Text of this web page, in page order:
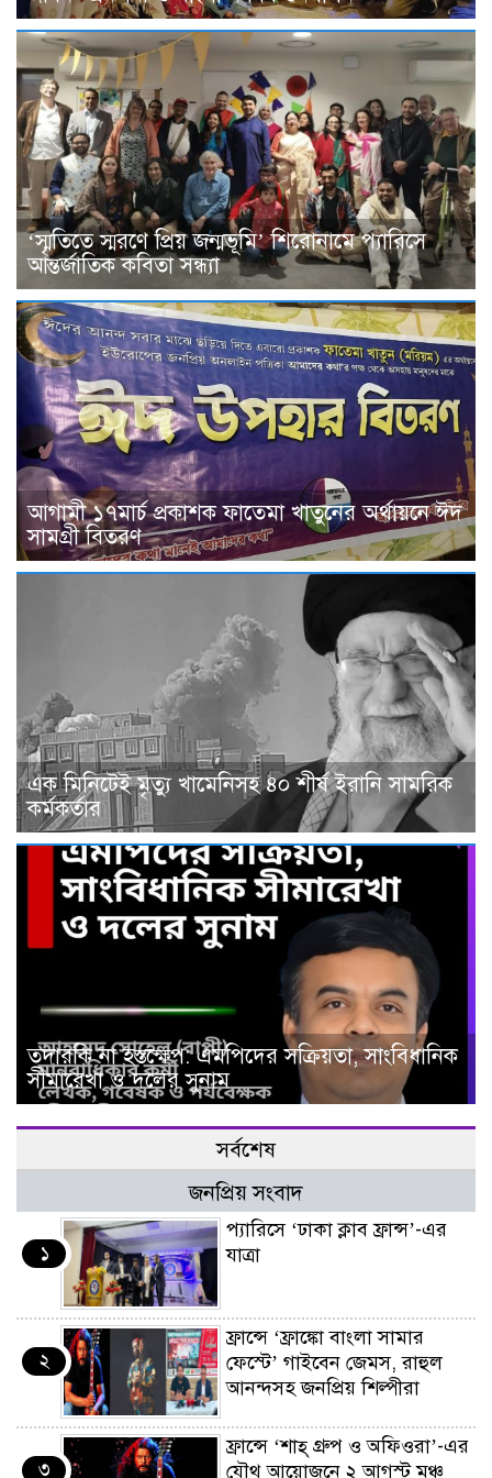
‘স্মৃতিতে স্মরণে প্রিয় জন্মভূমি’ শিরোনামে প্যারিসে
আন্তর্জাতিক কবিতা সন্ধ্যা
আগামী ১৭মার্চ প্রকাশক ফাতেমা খাতুনের অর্থায়নে ঈদ
সামগ্রী বিতরণ
এক মিনিটেই মৃত্যু খামেনিসহ ৪০ শীর্ষ ইরানি সামরিক
কর্মকর্তার
তদারকি না হস্তক্ষেপ: এমপিদের সক্রিয়তা, সাংবিধানিক
সীমারেখা ও দলের সুনাম
সর্বশেষ
জনপ্রিয় সংবাদ
১
প্যারিসে ‘ঢাকা ক্লাব ফ্রান্স’-এর
যাত্রা
২
ফ্রান্সে ‘ফ্রাঙ্কো বাংলা সামার
ফেস্টে’ গাইবেন জেমস, রাহুল
আনন্দসহ জনপ্রিয় শিল্পীরা
৩
ফ্রান্সে ‘শাহ্ গ্রুপ ও অফিওরা’-এর
যৌথ আয়োজনে ২ আগস্ট মঞ্চ